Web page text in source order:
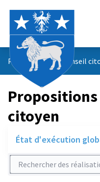
Propositions du conseil
citoyen
État d'exécution
Rechercher des réalisations